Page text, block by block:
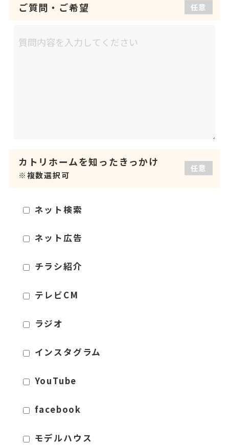
ご質問 ・ ご希望 任意
カトリホームを知ったきっかけ
※複数選択可
任意
ネット検索
ネット広告
チラシ紹介
テレビCM
ラジオ
インスタグラム
YouTube
facebook
モデルハウス